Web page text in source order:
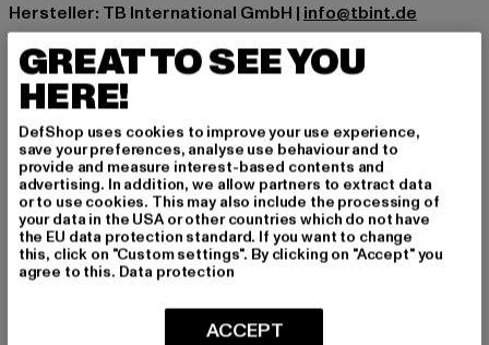
Hersteller: TB International GmbH | info@tbint.de
Dr.-Robert-Murjahn-Straße 7 | 64372 Ober-Ramstadt |
DE
GRÖSSE & PASSFORM
PFLEGEHINWEISE
LIEFERUNG & RÜCKGABE
GREAT TO SEE YOU
HERE!
DefShop uses cookies to improve your use experience,
save your preferences, analyse use behaviour and to
provide and measure interest-based contents and
advertising. In addition, we allow partners to extract data
or to use cookies. This may also include the processing of
your data in the USA or other countries which do not have
the EU data protection standard. If you want to change
this, click on "Custom settings". By clicking on "Accept" you
agree to this. Data protection
ACCEPT